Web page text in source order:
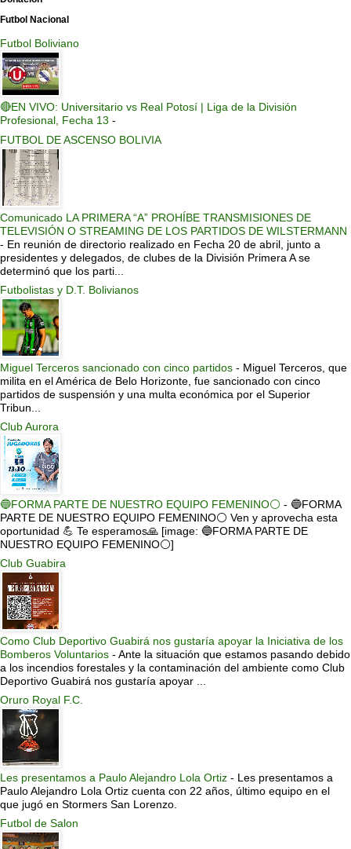
Futbol Nacional
Futbol Boliviano
🔴EN VIVO: Universitario vs Real Potosí | Liga de la División
Profesional, Fecha 13 -
FUTBOL DE ASCENSO BOLIVIA
Comunicado LA PRIMERA “A” PROHÍBE TRANSMISIONES DE
TELEVISIÓN O STREAMING DE LOS PARTIDOS DE WILSTERMANN
- En reunión de directorio realizado en Fecha 20 de abril, junto a
presidentes y delegados, de clubes de la División Primera A se
determinó que los parti...
Futbolistas y D.T. Bolivianos
Miguel Terceros sancionado con cinco partidos - Miguel Terceros, que
milita en el América de Belo Horizonte, fue sancionado con cinco
partidos de suspensión y una multa económica por el Superior
Tribun...
Club Aurora
🔵FORMA PARTE DE NUESTRO EQUIPO FEMENINO⚪ - 🔵FORMA
PARTE DE NUESTRO EQUIPO FEMENINO⚪ Ven y aprovecha esta
oportunidad 💪 Te esperamos🙏 [image: 🔵FORMA PARTE DE
NUESTRO EQUIPO FEMENINO⚪]
Club Guabira
Como Club Deportivo Guabirá nos gustaría apoyar la Iniciativa de los
Bomberos Voluntarios - Ante la situación que estamos pasando debido
a los incendios forestales y la contaminación del ambiente como Club
Deportivo Guabirá nos gustaría apoyar ...
Oruro Royal F.C.
Les presentamos a Paulo Alejandro Lola Ortiz - Les presentamos a
Paulo Alejandro Lola Ortiz cuenta con 22 años, último equipo en el
que jugó en Stormers San Lorenzo.
Futbol de Salon